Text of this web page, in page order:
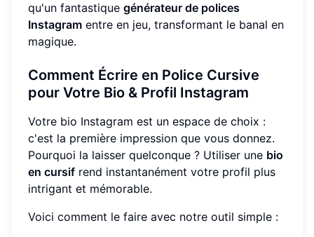
qu'un fantastique générateur de polices
Instagram entre en jeu, transformant le banal en
magique.
Comment Écrire en Police Cursive
pour Votre Bio & Profil Instagram
Votre bio Instagram est un espace de choix :
c'est la première impression que vous donnez.
Pourquoi la laisser quelconque ? Utiliser une bio
en cursif rend instantanément votre profil plus
intrigant et mémorable.
Voici comment le faire avec notre outil simple :